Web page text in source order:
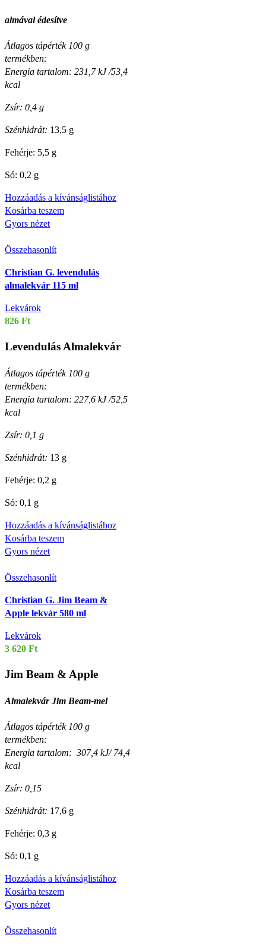
almával édesítve
Átlagos tápérték 100 g
termékben:
Energia tartalom: 231,7 kJ /53,4
kcal
Zsír: 0,4 g
Szénhidrát: 13,5 g
Fehérje: 5,5 g
Só: 0,2 g
Hozzáadás a kívánságlistához
Kosárba teszem
Gyors nézet
Összehasonlít
Christian G. levendulás
almalekvár 115 ml
Lekvárok
826 Ft
Levendulás Almalekvár
Átlagos tápérték 100 g
termékben:
Energia tartalom: 227,6 kJ /52,5
kcal
Zsír: 0,1 g
Szénhidrát: 13 g
Fehérje: 0,2 g
Só: 0,1 g
Hozzáadás a kívánságlistához
Kosárba teszem
Gyors nézet
Összehasonlít
Christian G. Jim Beam &
Apple lekvár 580 ml
Lekvárok
3 620 Ft
Jim Beam & Apple
Almalekvár Jim Beam-mel
Átlagos tápérték 100 g
termékben:
Energia tartalom: 307,4 kJ/ 74,4
kcal
Zsír: 0,15
Szénhidrát: 17,6 g
Fehérje: 0,3 g
Só: 0,1 g
Hozzáadás a kívánságlistához
Kosárba teszem
Gyors nézet
Összehasonlít